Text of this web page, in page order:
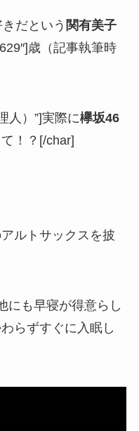
だという 関有美子
歳（記事執筆時
人）”]実際に欅坂46
！？[/char]
ルトサックスを披
にも早寝が得意らし
らずすぐに入眠し